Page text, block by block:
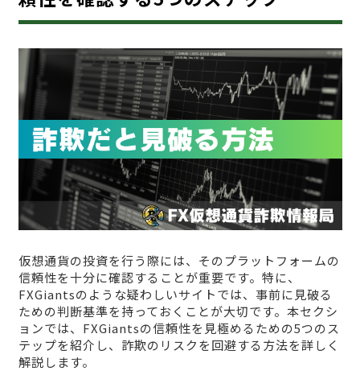
仮想通貨の投資を行う際には、そのプラットフォームの
信頼性を十分に確認することが重要です。特に、
FXGiantsのような疑わしいサイトでは、事前に見破る
ための判断基準を持っておくことが大切です。本セクシ
ョンでは、FXGiantsの信頼性を見極めるための5つのス
テップを紹介し、詐欺のリスクを回避する方法を詳しく
解説します。